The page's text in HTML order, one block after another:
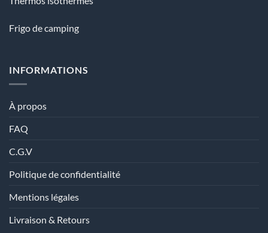
Frigo de camping
INFORMATIONS
À propos
FAQ
C.G.V
Politique de confidentialité
Mentions légales
Livraison & Retours